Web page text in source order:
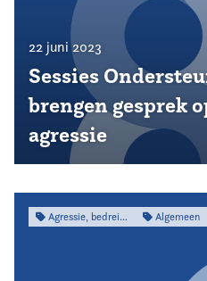
22 juni 2023
Sessies
brengen gesprek
agressie
Agressie, bedreiging & intimidatie Algemeen